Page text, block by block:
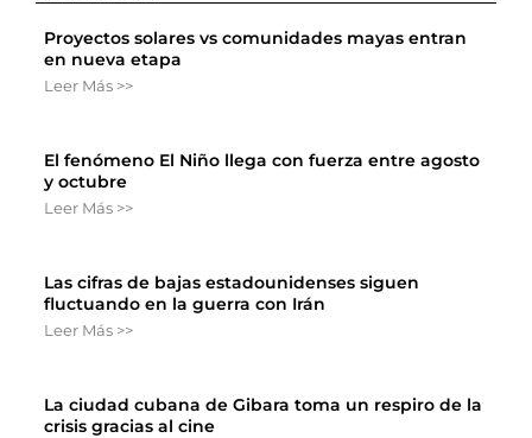
Proyectos solares vs comunidades mayas entran
en nueva etapa
Leer Más >>
El fenómeno El Niño llega con fuerza entre agosto
y octubre
Leer Más >>
Las cifras de bajas estadounidenses siguen
fluctuando en la guerra con Irán
Leer Más >>
La ciudad cubana de Gibara toma un respiro de la
crisis gracias al cine